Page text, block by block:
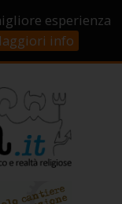
esperienza
info
di crowdfunding
Chi Siamo